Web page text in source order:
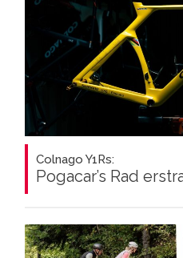
Colnago Y1Rs:
Pogacar’s Rad